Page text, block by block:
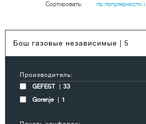
Сортировать: по популярности ↓
Бош газовые независимые | 5
Производитель:
GEFEST
33
Gorenje
1